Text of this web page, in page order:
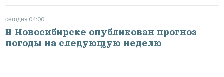
сегодня 04:00
В Новосибирске опубликован прогноз
погоды на следующую неделю